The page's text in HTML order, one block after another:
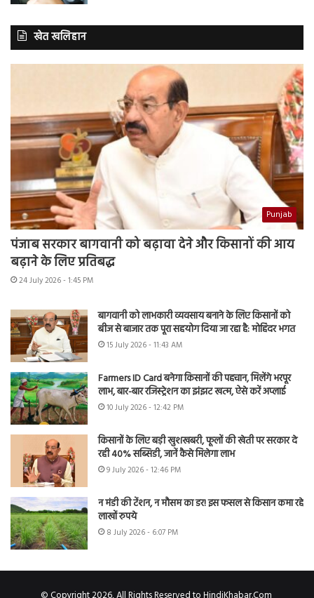
खेत खलिहान
Punjab
पंजाब सरकार बागवानी को बढ़ावा देने और किसानों की आय
बढ़ाने के लिए प्रतिबद्ध
24 July 2026 - 1:45 PM
बागवानी को लाभकारी व्यवसाय बनाने के लिए किसानों को
बीज से बाजार तक पूरा सहयोग दिया जा रहा है: मोहिंदर भगत
15 July 2026 - 11:43 AM
Farmers ID Card बनेगा किसानों की पहचान, मिलेंगे भरपूर
लाभ, बार-बार रजिस्ट्रेशन का झंझट खत्म, ऐसे करें अप्लाई
10 July 2026 - 12:42 PM
किसानों के लिए बड़ी खुशखबरी, फूलों की खेती पर सरकार दे
रही 40% सब्सिडी, जानें कैसे मिलेगा लाभ
9 July 2026 - 12:46 PM
न मंडी की टेंशन, न मौसम का डर! इस फसल से किसान कमा रहे
लाखों रुपये
8 July 2026 - 6:07 PM